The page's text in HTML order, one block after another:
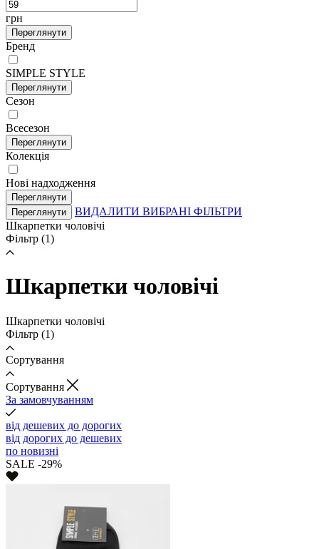
грн
Переглянути
Бренд
SIMPLE STYLE
Переглянути
Сезон
Всесезон
Переглянути
Колекція
Нові надходження
Переглянути
Переглянути
ВИДАЛИТИ ВИБРАНІ ФІЛЬТРИ
Шкарпетки чоловічі
Фільтр (1)
Шкарпетки чоловічі
Шкарпетки чоловічі
Фільтр (1)
Сортування
Cортування
За замовчуванням
від дешевих до дорогих
від дорогих до дешевих
по новизні
SALE -29%